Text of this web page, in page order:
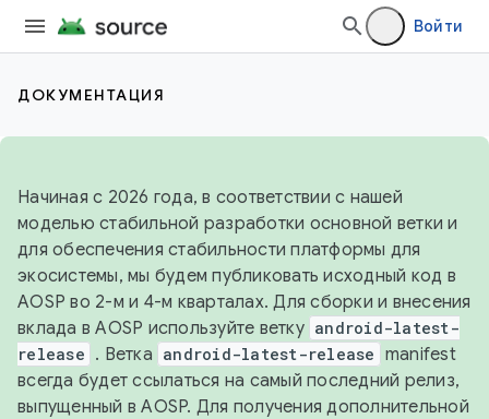
Войти
ДОКУМЕНТАЦИЯ
Начиная с 2026 года, в соответствии с нашей
моделью стабильной разработки основной ветки и
для обеспечения стабильности платформы для
экосистемы, мы будем публиковать исходный код в
AOSP во 2-м и 4-м кварталах. Для сборки и внесения
вклада в AOSP используйте ветку android-latest-
release . Ветка android-latest-release manifest
всегда будет ссылаться на самый последний релиз,
выпущенный в AOSP. Для получения дополнительной